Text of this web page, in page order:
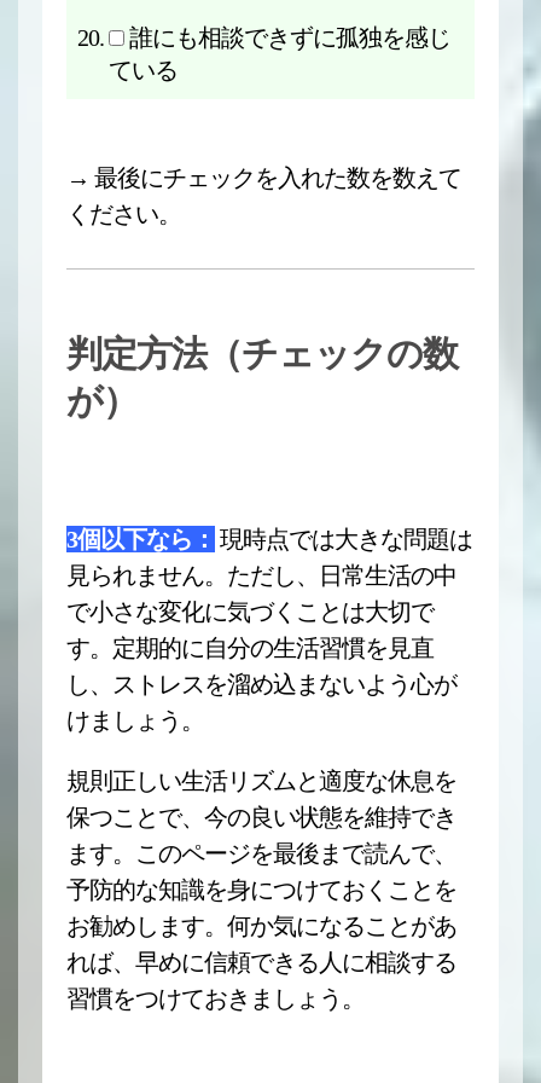
誰にも相談できずに孤独を感じ
ている
→ 最後にチェックを入れた数を数えて
ください。
判定方法（チェックの数
が）
3個以下なら： 現時点では大きな問題は
見られません。ただし、日常生活の中
で小さな変化に気づくことは大切で
す。定期的に自分の生活習慣を見直
し、ストレスを溜め込まないよう心が
けましょう。
規則正しい生活リズムと適度な休息を
保つことで、今の良い状態を維持でき
ます。このページを最後まで読んで、
予防的な知識を身につけておくことを
お勧めします。何か気になることがあ
れば、早めに信頼できる人に相談する
習慣をつけておきましょう。